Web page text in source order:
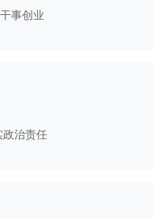
事创业
治责任